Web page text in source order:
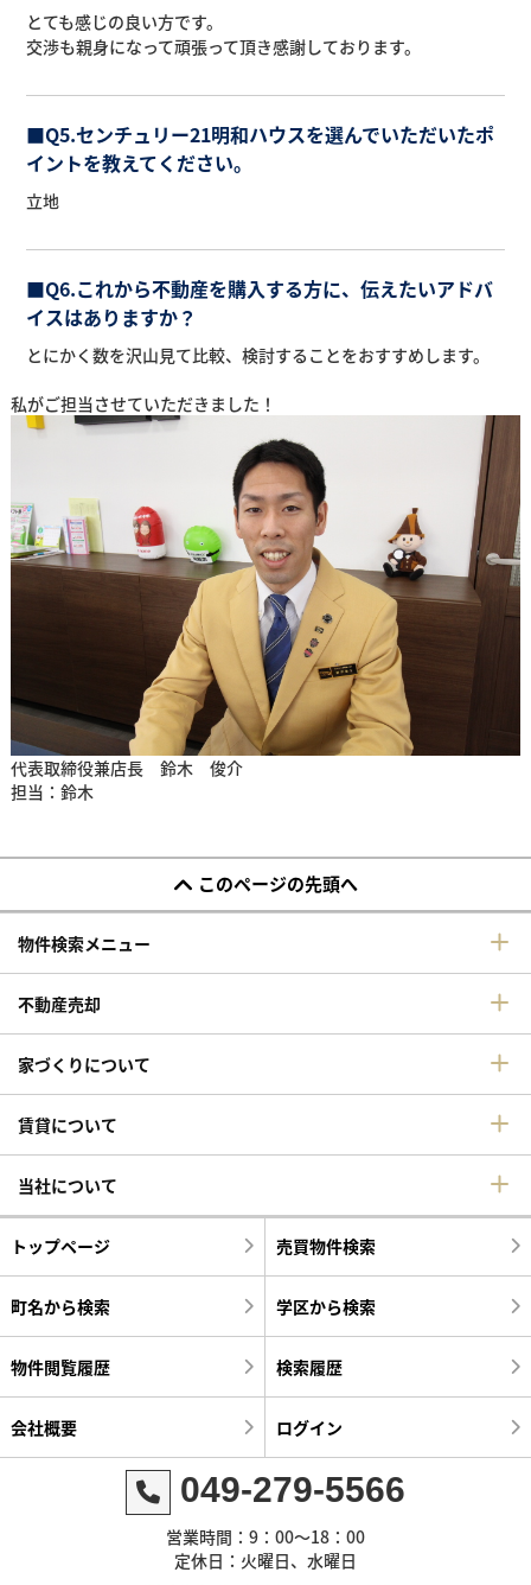
とても感じの良い方です。
交渉も親身になって頑張って頂き感謝しております。
■Q5.センチュリー21明和ハウスを選んでいただいたポ
イントを教えてください。
立地
■Q6.これから不動産を購入する方に、伝えたいアドバ
イスはありますか？
とにかく数を沢山見て比較、検討することをおすすめします。
私がご担当させていただきました！
代表取締役兼店長 鈴木 俊介
担当：鈴木
このページの先頭へ
物件検索メニュー
不動産売却
家づくりについて
賃貸について
当社について
トップページ 売買物件検索
町名から検索 学区から検索
物件閲覧履歴 検索履歴
会社概要 ログイン
049-279-5566
営業時間：9：00～18：00
定休日：火曜日、水曜日